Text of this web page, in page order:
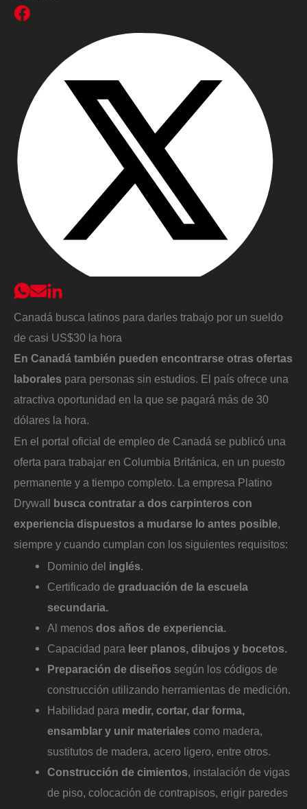
Canadá busca latinos para darles trabajo por un sueldo
de casi US$30 la hora
En Canadá también pueden encontrarse otras ofertas
laborales para personas sin estudios. El país ofrece una
atractiva oportunidad en la que se pagará más de 30
dólares la hora.
En el portal oficial de empleo de Canadá se publicó una
oferta para trabajar en Columbia Británica, en un puesto
permanente y a tiempo completo. La empresa Platino
Drywall
busca contratar a dos carpinteros con
experiencia dispuestos a mudarse lo antes posible,
siempre y cuando cumplan con los siguientes requisitos:
Dominio del inglés.
Certificado degraduación de la escuela
secundaria.
Al menosdos años de experiencia.
Capacidad para leer planos, dibujos y bocetos.
Preparación de diseños según los códigos de
construcción utilizando herramientas de medición.
Habilidad para medir, cortar, dar forma,
ensamblar y unir materiales como madera,
sustitutos de madera, acero ligero, entre otros.
Construcción de cimientos, instalación de vigas
de piso, colocación de contrapisos, erigir paredes